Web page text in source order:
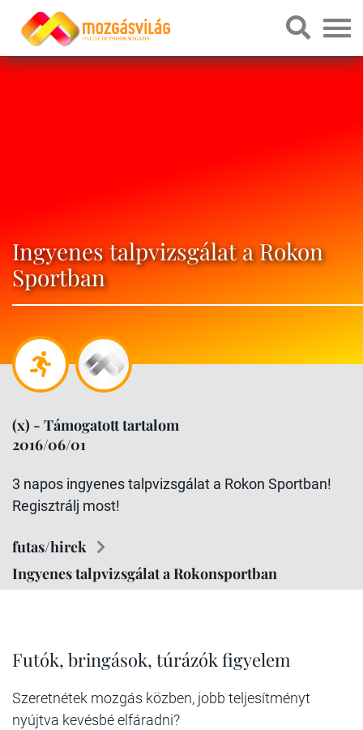
Ingyenes talpvizsgálat a Rokon
Sportban
(x) - Támogatott tartalom
2016/06/01
3 napos ingyenes talpvizsgálat a Rokon Sportban!
Regisztrálj most!
futas/hirek
Ingyenes talpvizsgálat a Rokonsportban
Futók, bringások, túrázók figyelem
Szeretnétek mozgás közben, jobb teljesítményt
nyújtva kevésbé elfáradni?